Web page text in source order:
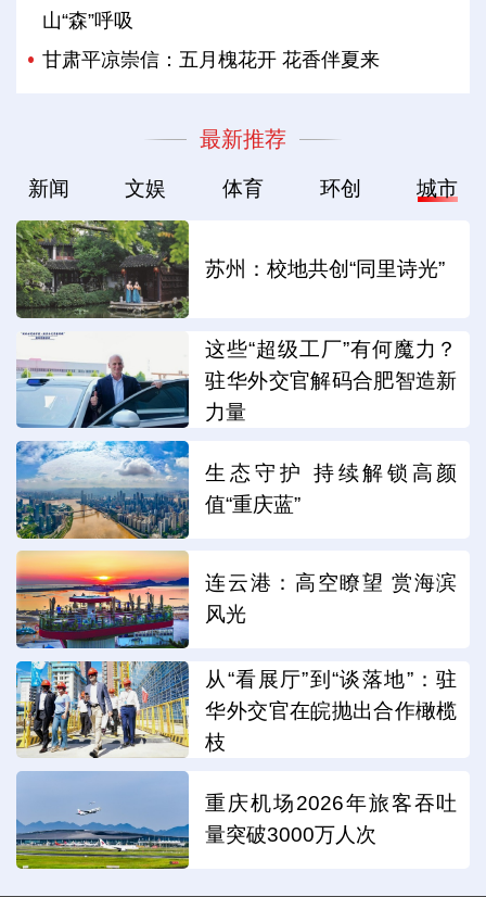
山“森”呼吸
甘肃平凉崇信：五月槐花开 花香伴夏来
最新推荐
新闻 文娱 体育 环创 城市
苏州：校地共创“同里诗光”
这些“超级工厂”有何魔力？
驻华外交官解码合肥智造新
力量
生态守护 持续解锁高颜
值“重庆蓝”
连云港：高空瞭望 赏海滨
风光
从“看展厅”到“谈落地”：驻
华外交官在皖抛出合作橄榄
枝
重庆机场2026年旅客吞吐
量突破3000万人次